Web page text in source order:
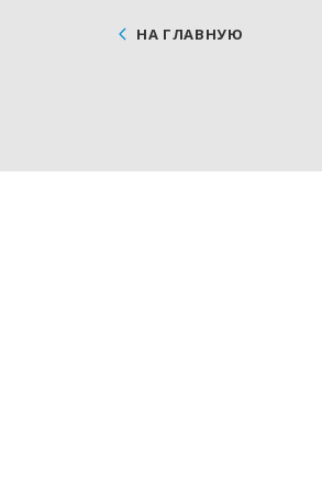
НА ГЛАВНУЮ